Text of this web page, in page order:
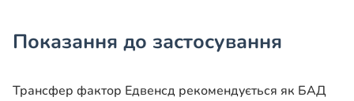
Показання до застосування
Трансфер фактор Едвенсд рекомендується як БАД